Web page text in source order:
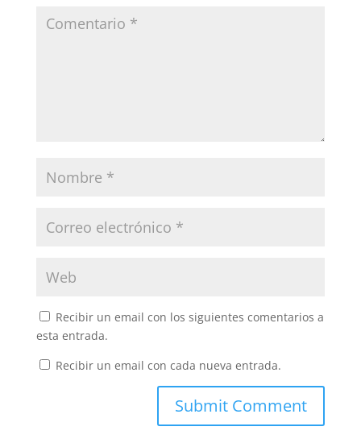
Recibir un email con los siguientes comentarios a
esta entrada.
Recibir un email con cada nueva entrada.